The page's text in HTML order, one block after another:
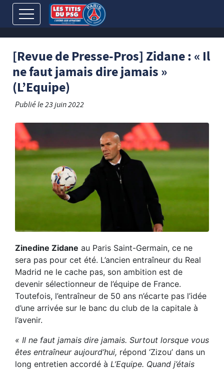
[Revue de Presse-Pros] Zidane : « Il
ne faut jamais dire jamais »
(L’Equipe)
Publié le23 juin 2022
Zinedine Zidane au Paris Saint-Germain, ce ne
sera pas pour cet été. L’ancien entraîneur du Real
Madrid ne le cache pas, son ambition est de
devenir sélectionneur de l’équipe de France.
Toutefois, l’entraîneur de 50 ans n’écarte pas l’idée
d’une arrivée sur le banc du club de la capitale à
l’avenir.
« Il ne faut jamais dire jamais. Surtout lorsque vous
êtes entraîneur aujourd’hui, répond ‘Zizou’ dans un
long entretien accordé à L’Equipe. Quand j’étais